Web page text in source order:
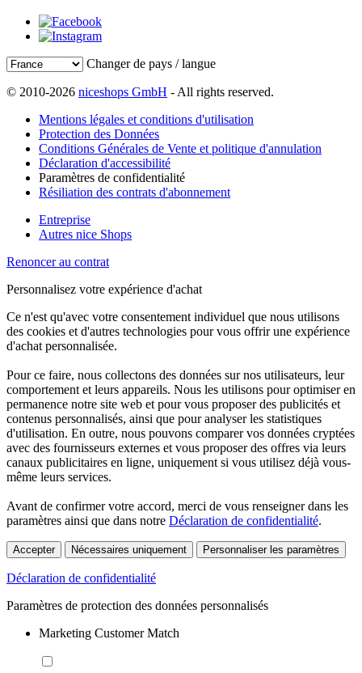
Changer de pays / langue
© 2010-2026 niceshops GmbH - All rights reserved.
Mentions légales et conditions d'utilisation
Protection des Données
Conditions Générales de Vente et politique d'annulation
Déclaration d'accessibilité
Paramètres de confidentialité
Résiliation des contrats d'abonnement
Entreprise
Autres nice Shops
Renoncer au contrat
Personnalisez votre expérience d'achat
Ce n'est qu'avec votre consentement individuel que nous utilisons
des cookies et d'autres technologies pour vous offrir une expérience
d'achat personnalisée.
Pour ce faire, nous collectons des données sur nos utilisateurs, leur
comportement et leurs appareils. Nous les utilisons pour optimiser en
permanence notre site web et pour vous proposer des publicités et
contenus personnalisés, ainsi que pour analyser les statistiques
d'utilisation. En outre, nous pouvons comparer vos données cryptées
avec des fournisseurs externes et vous proposer des offres via leurs
canaux publicitaires en ligne, uniquement si vous utilisez déjà vous-
même leurs services.
Avant de confirmer votre accord, merci de vous renseigner dans les
paramètres ainsi que dans notre Déclaration de confidentialité.
Accepter Nécessaires uniquement Personnaliser les paramètres
Déclaration de confidentialité
Paramètres de protection des données personnalisés
Marketing Customer Match